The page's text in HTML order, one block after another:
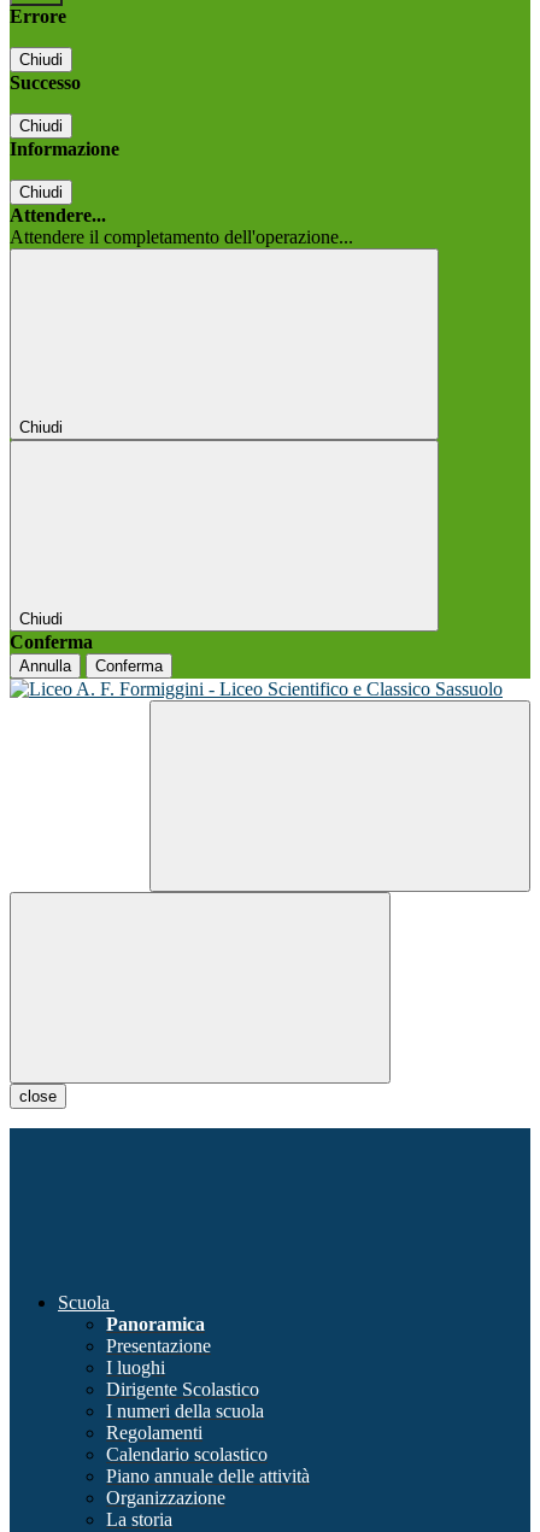
Errore
Chiudi
Successo
Chiudi
Informazione
Chiudi
Attendere...
Attendere il completamento dell'operazione...
Chiudi
Chiudi
Conferma
Annulla Conferma
close
Scuola
Panoramica
Presentazione
I luoghi
Dirigente Scolastico
I numeri della scuola
Regolamenti
Calendario scolastico
Piano annuale delle attività
Organizzazione
La storia